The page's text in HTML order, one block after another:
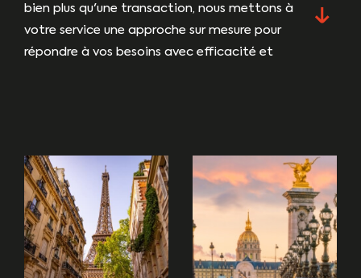
bien plus qu'une transaction, nous mettons à
votre service une approche sur mesure pour
répondre à vos besoins avec efficacité et
Achat immobilier
L’achat d’un bien est une étape importante qui
demande une parfaite maîtrise du marché. À
travers nosannonces immobilières à Paris